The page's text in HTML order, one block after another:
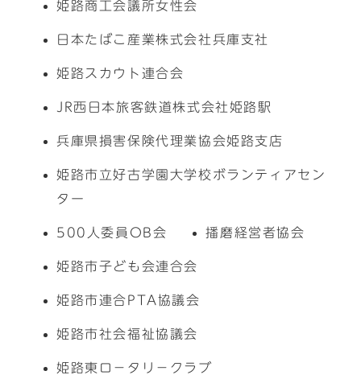
姫路商工会議所女性会
日本たばこ産業株式会社兵庫支社
姫路スカウト連合会
JR西日本旅客鉄道株式会社姫路駅
兵庫県損害保険代理業協会姫路支店
姫路市立好古学園大学校ボランティアセン
ター
500人委員OB会 播磨経営者協会
姫路市子ども会連合会
姫路市連合PTA協議会
姫路市社会福祉協議会
姫路東ロ－タリ－クラブ